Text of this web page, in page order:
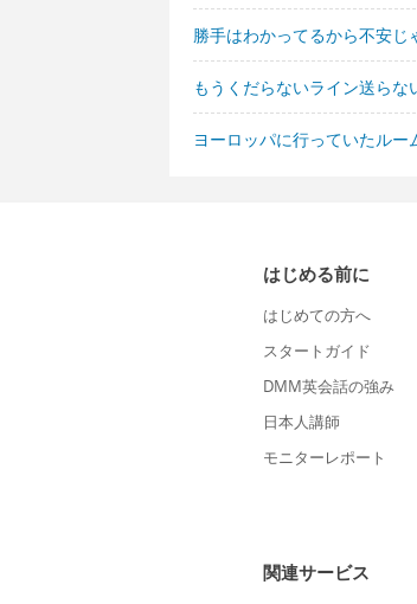
勝手はわかってるから不安じ
もうくだらないライン送ら
ヨーロッパに行っていたル
はじめる前に
はじめての方へ
スタートガイド
DMM英会話の強み
日本人講師
モニターレポート
関連サービス